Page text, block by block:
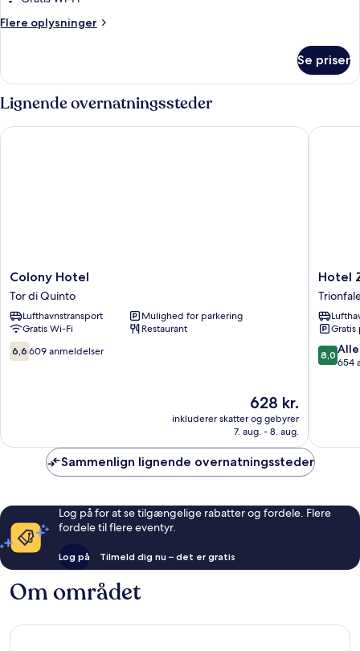
personer
Flere oplysninger
Flere
værelse
til
3
personer
Se priser
Lignende overnatningssteder
Colony
Hotel
Tor
di
Quinto
Colony Hotel
Tor di Quinto
Lufthavnstransport
Mulighed for parkering
Gratis Wi-Fi
Restaurant
6.6
ud
6,6 609 anmeldelser
Prisen
628 kr.
628 kr.
inkluderer skatter og gebyrer
7. aug. - 8. aug.
Colony Hotel
Hotel
Zone
Trionfale
Hotel
Gratis
8.0
ud
8,0
654
Hotel
Sammenlign lignende overnatningssteder
Log på for at se tilgængelige rabatter og fordele. Flere
fordele til flere eventyr.
Log på Tilmeld dig nu – det er gratis
Om området